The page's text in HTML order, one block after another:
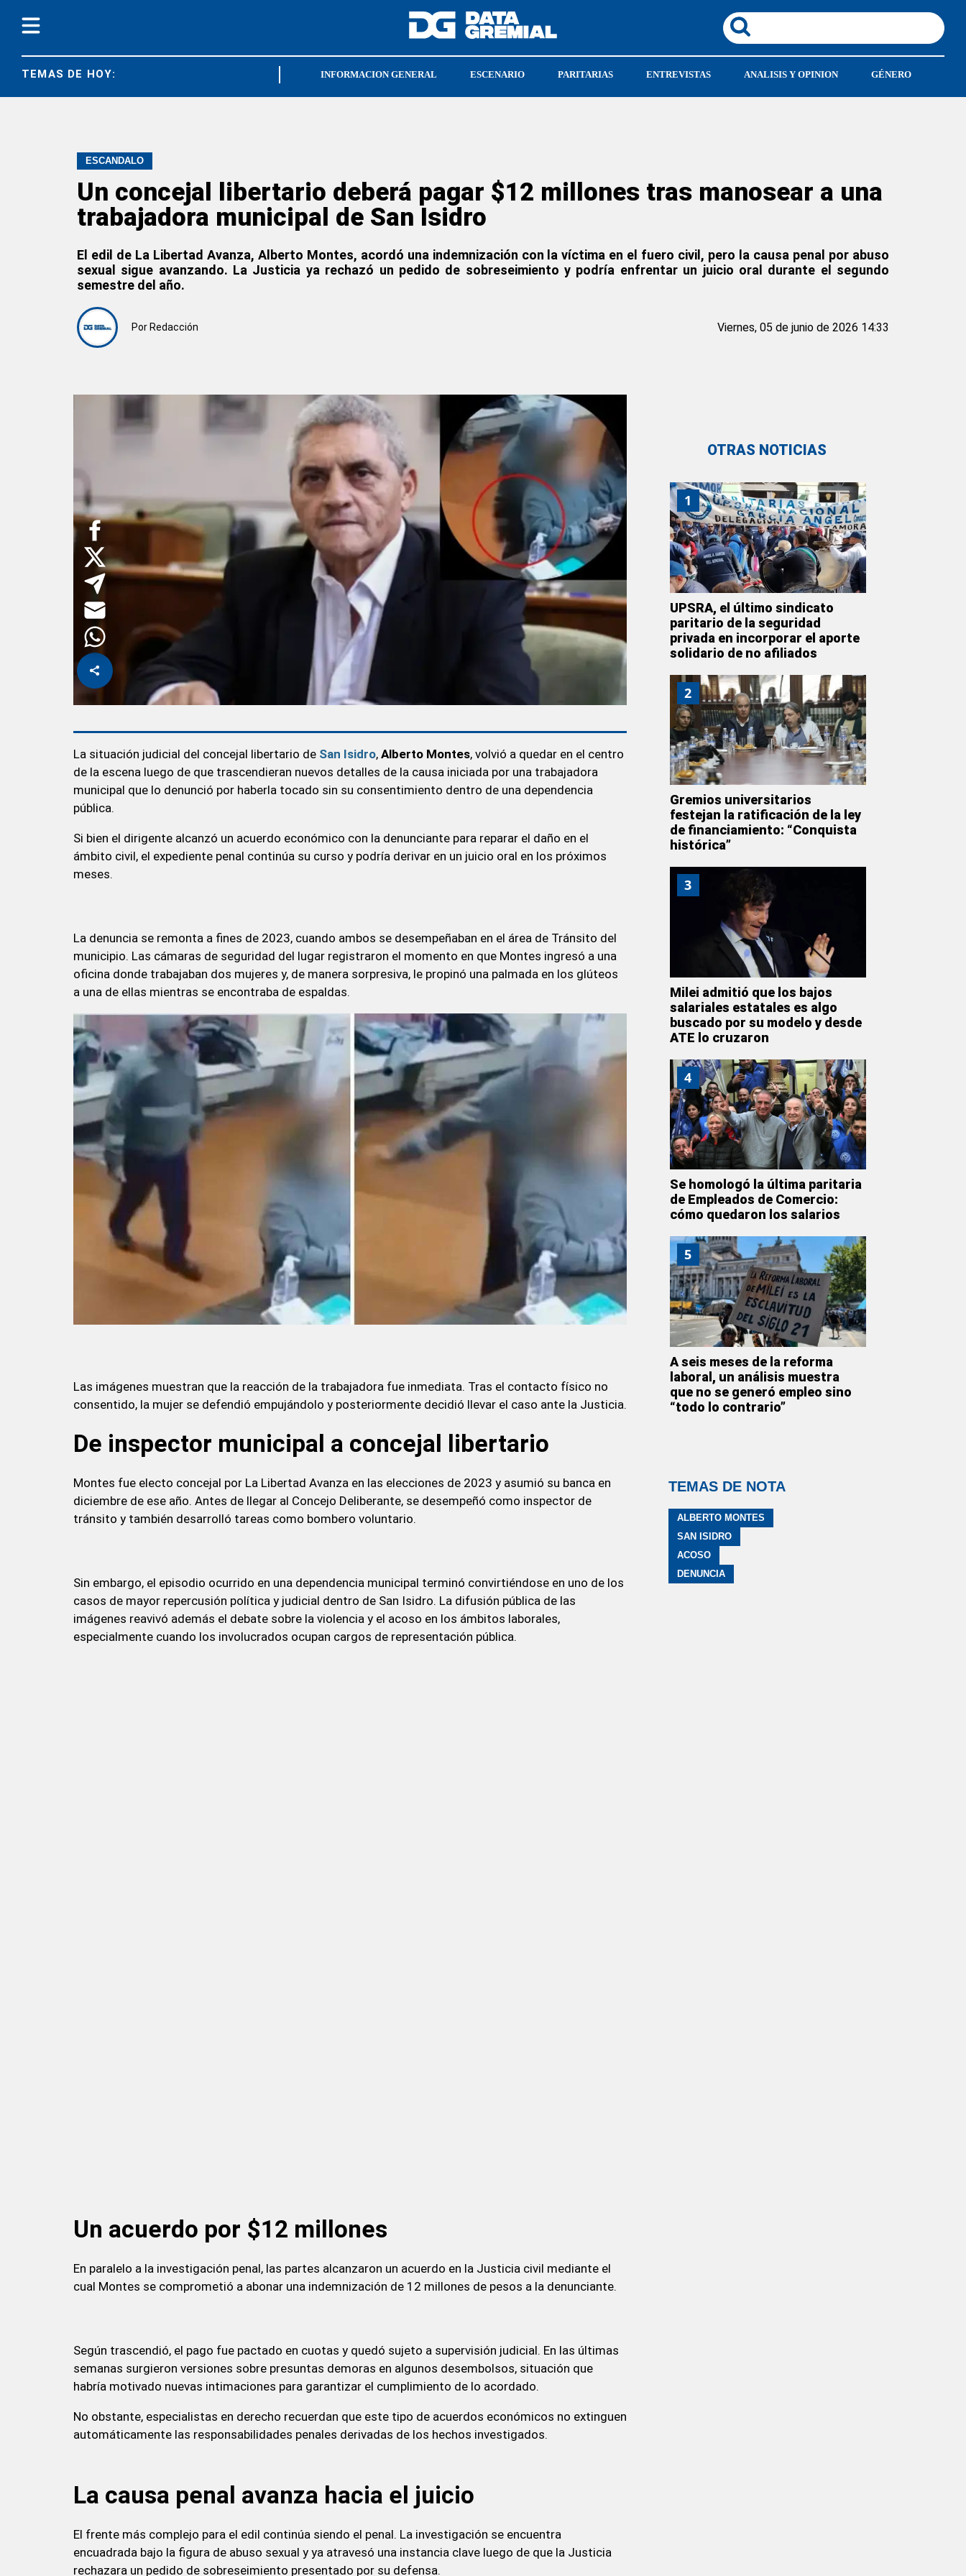
TEMAS DE HOY: ATE NACIONAL ARMANDO CAVALIERI
INFORMACION GENERAL ESCENARIO PARITARIAS ENTREVISTAS ANALISIS Y OPINION GÉNERO
ESCÁNDALO
Un concejal libertario deberá pagar $12 millones tras manosear a una
trabajadora municipal de San Isidro
El edil de La Libertad Avanza, Alberto Montes, acordó una indemnización con la víctima en el fuero civil, pero la causa penal por abuso
sexual sigue avanzando. La Justicia ya rechazó un pedido de sobreseimiento y podría enfrentar un juicio oral durante el segundo
semestre del año.
Por Redacción Viernes, 05 de junio de 2026 14:33
La situación judicial del concejal libertario de San Isidro, Alberto Montes, volvió a quedar en el centro
de la escena luego de que trascendieran nuevos detalles de la causa iniciada por una trabajadora
municipal que lo denunció por haberla tocado sin su consentimiento dentro de una dependencia
pública.
Si bien el dirigente alcanzó un acuerdo económico con la denunciante para reparar el daño en el
ámbito civil, el expediente penal continúa su curso y podría derivar en un juicio oral en los próximos
meses.
La denuncia se remonta a fines de 2023, cuando ambos se desempeñaban en el área de Tránsito del
municipio. Las cámaras de seguridad del lugar registraron el momento en que Montes ingresó a una
oficina donde trabajaban dos mujeres y, de manera sorpresiva, le propinó una palmada en los glúteos
a una de ellas mientras se encontraba de espaldas.
Las imágenes muestran que la reacción de la trabajadora fue inmediata. Tras el contacto físico no
consentido, la mujer se defendió empujándolo y posteriormente decidió llevar el caso ante la Justicia.
De inspector municipal a concejal libertario
Montes fue electo concejal por La Libertad Avanza en las elecciones de 2023 y asumió su banca en
diciembre de ese año. Antes de llegar al Concejo Deliberante, se desempeñó como inspector de
tránsito y también desarrolló tareas como bombero voluntario.
Sin embargo, el episodio ocurrido en una dependencia municipal terminó convirtiéndose en uno de los
casos de mayor repercusión política y judicial dentro de San Isidro. La difusión pública de las
imágenes reavivó además el debate sobre la violencia y el acoso en los ámbitos laborales,
especialmente cuando los involucrados ocupan cargos de representación pública.
Un acuerdo por $12 millones
En paralelo a la investigación penal, las partes alcanzaron un acuerdo en la Justicia civil mediante el
cual Montes se comprometió a abonar una indemnización de 12 millones de pesos a la denunciante.
Según trascendió, el pago fue pactado en cuotas y quedó sujeto a supervisión judicial. En las últimas
semanas surgieron versiones sobre presuntas demoras en algunos desembolsos, situación que
habría motivado nuevas intimaciones para garantizar el cumplimiento de lo acordado.
No obstante, especialistas en derecho recuerdan que este tipo de acuerdos económicos no extinguen
automáticamente las responsabilidades penales derivadas de los hechos investigados.
La causa penal avanza hacia el juicio
El frente más complejo para el edil continúa siendo el penal. La investigación se encuentra
encuadrada bajo la figura de abuso sexual y ya atravesó una instancia clave luego de que la Justicia
rechazara un pedido de sobreseimiento presentado por su defensa.
OTRAS NOTICIAS
1
UPSRA, el último sindicato
paritario de la seguridad
privada en incorporar el aporte
solidario de no afiliados
2
Gremios universitarios
festejan la ratificación de la ley
de financiamiento: “Conquista
histórica”
3
Milei admitió que los bajos
salariales estatales es algo
buscado por su modelo y desde
ATE lo cruzaron
4
Se homologó la última paritaria
de Empleados de Comercio:
cómo quedaron los salarios
5
A seis meses de la reforma
laboral, un análisis muestra
que no se generó empleo sino
“todo lo contrario”
TEMAS DE NOTA
ALBERTO MONTES
SAN ISIDRO
ACOSO
DENUNCIA